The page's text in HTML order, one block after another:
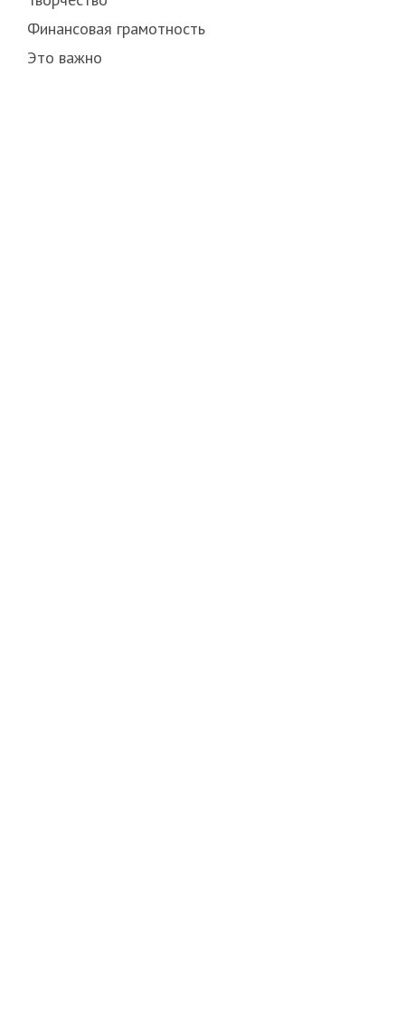
Финансовая грамотность
Это важно